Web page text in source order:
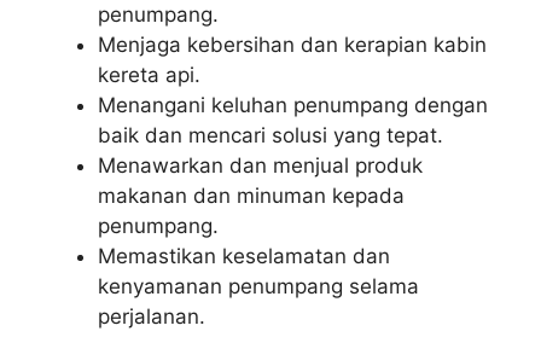
penumpang.
Menjaga kebersihan dan kerapian kabin
kereta api.
Menangani keluhan penumpang dengan
baik dan mencari solusi yang tepat.
Menawarkan dan menjual produk
makanan dan minuman kepada
penumpang.
Memastikan keselamatan dan
kenyamanan penumpang selama
perjalanan.